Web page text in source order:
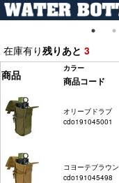
在庫有り残りあと 3
商品
カラー
商品コード
オリーブドラブ
cdo191045001
コヨーテブラウン
cdo191045498